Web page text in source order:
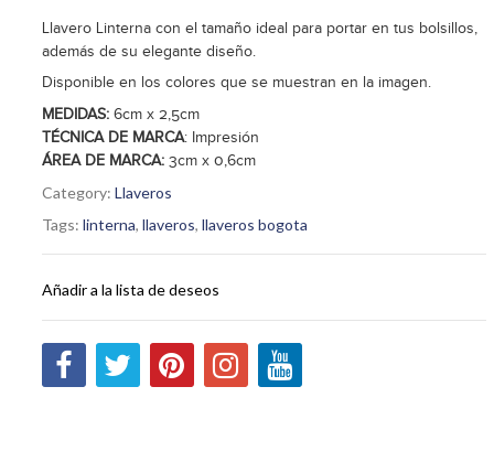
Llavero Linterna con el tamaño ideal para portar en tus bolsillos,
además de su elegante diseño.
Disponible en los colores que se muestran en la imagen.
MEDIDAS:6cm x 2,5cm
TÉCNICA DE MARCA: Impresión
ÁREA DE MARCA:3cm x 0,6cm
Category: Llaveros
Tags: linterna, llaveros, llaveros bogota
Añadir a la lista de deseos